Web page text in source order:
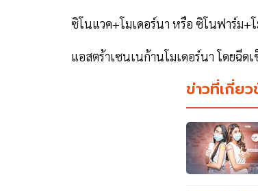
ซิโนแวค+โมเดอร์นา หรือ ซิโนฟาร์ม+โ
แอสตร้าเซนเนก้านโมเดอร์นา โดยฉีดเข็
ข่าวที่เกี่ย